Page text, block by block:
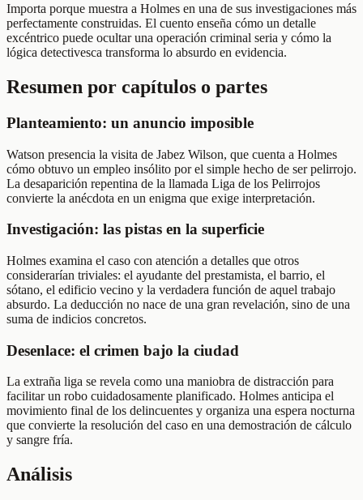
Importa porque muestra a Holmes en una de sus investigaciones más
perfectamente construidas. El cuento enseña cómo un detalle
excéntrico puede ocultar una operación criminal seria y cómo la
lógica detectivesca transforma lo absurdo en evidencia.
Resumen por capítulos o partes
Planteamiento: un anuncio imposible
Watson presencia la visita de Jabez Wilson, que cuenta a Holmes
cómo obtuvo un empleo insólito por el simple hecho de ser pelirrojo.
La desaparición repentina de la llamada Liga de los Pelirrojos
convierte la anécdota en un enigma que exige interpretación.
Investigación: las pistas en la superficie
Holmes examina el caso con atención a detalles que otros
considerarían triviales: el ayudante del prestamista, el barrio, el
sótano, el edificio vecino y la verdadera función de aquel trabajo
absurdo. La deducción no nace de una gran revelación, sino de una
suma de indicios concretos.
Desenlace: el crimen bajo la ciudad
La extraña liga se revela como una maniobra de distracción para
facilitar un robo cuidadosamente planificado. Holmes anticipa el
movimiento final de los delincuentes y organiza una espera nocturna
que convierte la resolución del caso en una demostración de cálculo
y sangre fría.
Análisis